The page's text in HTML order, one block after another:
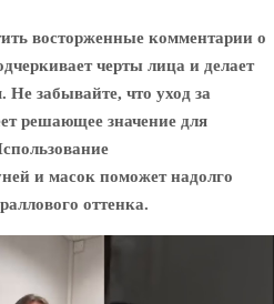
восторженные комментарии о
черты лица и делает
Не забывайте, что уход за
решающее значение для
и масок поможет надолго
оттенка.